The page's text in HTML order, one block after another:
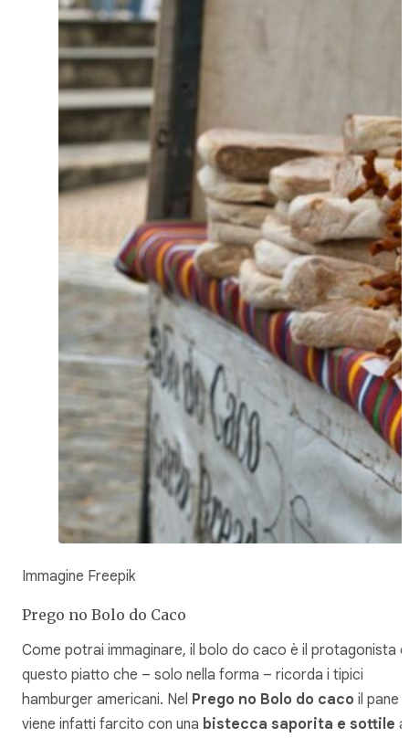
Immagine Freepik
Prego no Bolo do Caco
Come potrai immaginare, il bolo do caco è il protagonista
questo piatto che – solo nella forma – ricorda i tipici
hamburger americani. Nel Prego no Bolo do caco il pane
viene infatti farcito con una bistecca saporita e sottile a